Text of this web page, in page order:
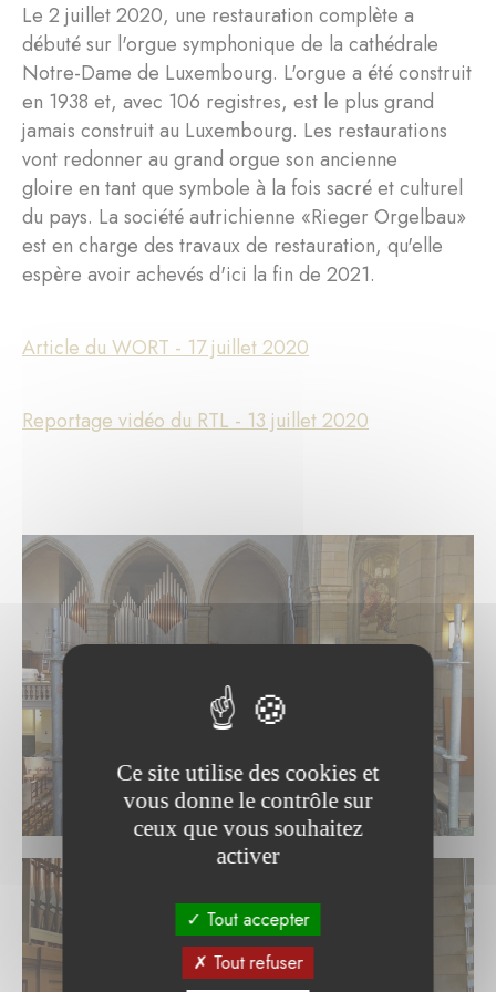
Le 2 juillet 2020, une restauration complète a
débuté sur l'orgue symphonique de la cathédrale
Notre-Dame de Luxembourg. L'orgue a été construit
en 1938 et, avec 106 registres, est le plus grand
jamais construit au Luxembourg. Les restaurations
vont redonner au grand orgue son ancienne
gloire en tant que symbole à la fois sacré et culturel
du pays. La société autrichienne «Rieger Orgelbau»
est en charge des travaux de restauration, qu'elle
espère avoir achevés d'ici la fin de 2021.
Article du WORT - 17 juillet 2020
Reportage vidéo du RTL - 13 juillet 2020
Ce site utilise des cookies et
vous donne le contrôle sur
ceux que vous souhaitez
activer
Tout accepter
Tout refuser